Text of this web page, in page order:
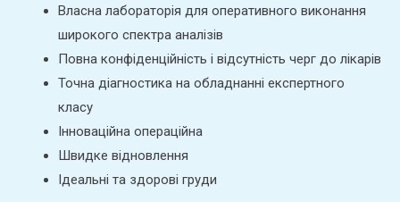
Власна лабораторія для оперативного виконання
широкого спектра аналізів
Повна конфіденційність і відсутність черг до лікарів
Точна діагностика на обладнанні експертного
класу
Інноваційна операційна
Швидке відновлення
Ідеальні та здорові груди